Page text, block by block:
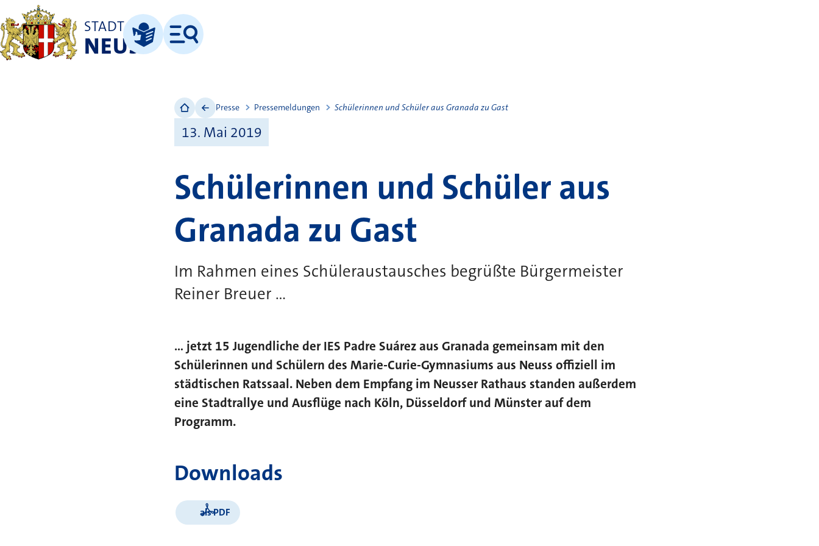
STADT
NEUSSLeichte Sprache
Menü
Presse Pressemeldungen Schülerinnen und Schüler aus Granada zu Gast
13. Mai 2019
Schülerinnen und Schüler aus
Granada zu Gast
Im Rahmen eines Schüleraustausches begrüßte Bürgermeister
Reiner Breuer ...
... jetzt 15 Jugendliche der IES Padre Suárez aus Granada gemeinsam mit den
Schülerinnen und Schülern des Marie-Curie-Gymnasiums aus Neuss offiziell im
städtischen Ratssaal. Neben dem Empfang im Neusser Rathaus standen außerdem
eine Stadtrallye und Ausflüge nach Köln, Düsseldorf und Münster auf dem
Programm.
Downloads
als PDF